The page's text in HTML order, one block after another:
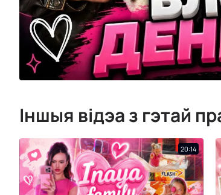
Іншыя відэа з гэтай
20:14